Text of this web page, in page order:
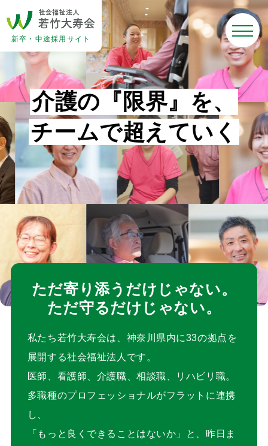
新卒・中途採用サイト
介護の 『限界』 を、
チームで超 え てい く
ただ寄り添うだけじゃない。
ただ守るだけじゃない。
私たち若竹大寿会は、神奈川県内に33の拠点を
展開する社会福祉法人です。
医師、看護師、介護職、相談職、リハビリ職。
多職種のプロフェッショナルがフラットに連携
し、
「もっと良くできることはないか」と、昨日ま